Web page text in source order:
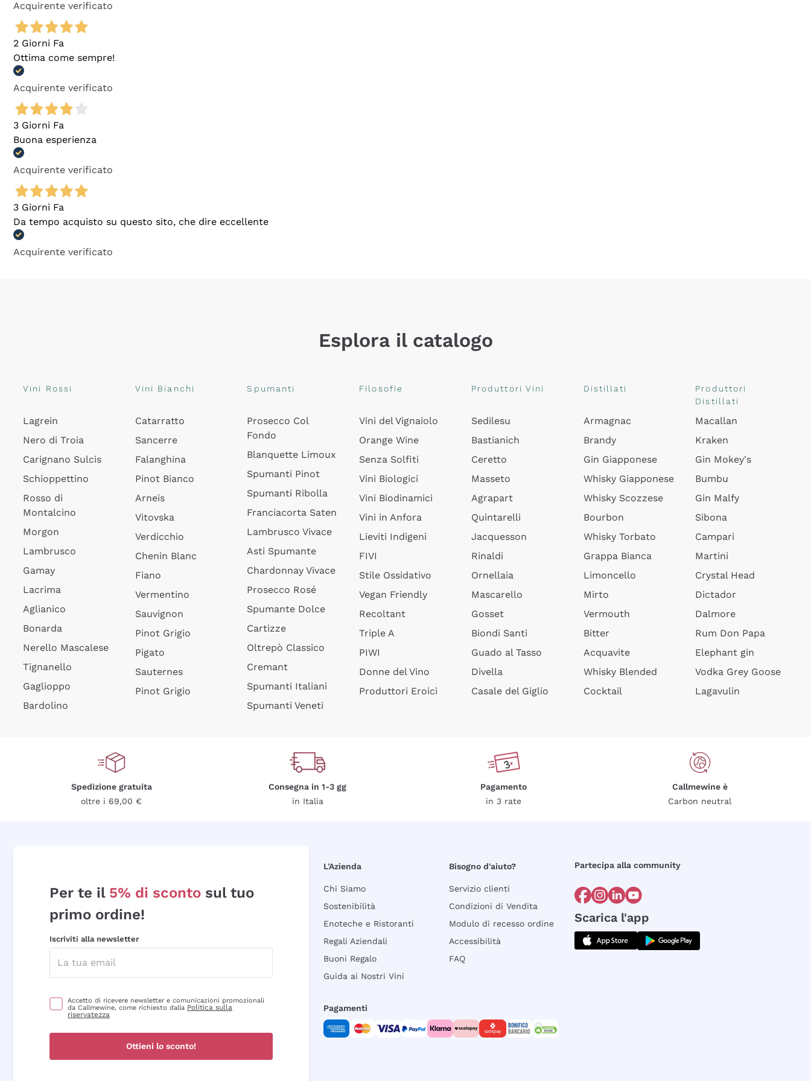
Acquirente verificato
2 Giorni Fa
Ottima come sempre!
Acquirente verificato
3 Giorni Fa
Buona esperienza
Acquirente verificato
3 Giorni Fa
Da tempo acquisto su questo sito, che dire eccellente
Acquirente verificato
Esplora il catalogo
Vini Rossi
Lagrein
Nero di Troia
Carignano Sulcis
Schioppettino
Rosso di
Montalcino
Morgon
Lambrusco
Gamay
Lacrima
Aglianico
Bonarda
Nerello Mascalese
Tignanello
Gaglioppo
Bardolino
Vini Bianchi
Catarratto
Sancerre
Falanghina
Pinot Bianco
Arneis
Vitovska
Verdicchio
Chenin Blanc
Fiano
Vermentino
Sauvignon
Pinot Grigio
Pigato
Sauternes
Pinot Grigio
Spumanti
Prosecco Col
Fondo
Blanquette Limoux
Spumanti Pinot
Spumanti Ribolla
Franciacorta Saten
Lambrusco Vivace
Asti Spumante
Chardonnay Vivace
Prosecco Rosé
Spumante Dolce
Cartizze
Oltrepò Classico
Cremant
Spumanti Italiani
Spumanti Veneti
Filosofie
Vini del Vignaiolo
Orange Wine
Senza Solfiti
Vini Biologici
Vini Biodinamici
Vini in Anfora
Lieviti Indigeni
FIVI
Stile Ossidativo
Vegan Friendly
Recoltant
Triple A
PIWI
Donne del Vino
Produttori Eroici
Produttori Vini
Sedilesu
Bastianich
Ceretto
Masseto
Agrapart
Quintarelli
Jacquesson
Rinaldi
Ornellaia
Mascarello
Gosset
Biondi Santi
Guado al Tasso
Divella
Casale del Giglio
Distillati
Armagnac
Brandy
Gin Giapponese
Whisky Giapponese
Whisky Scozzese
Bourbon
Whisky Torbato
Grappa Bianca
Limoncello
Mirto
Vermouth
Bitter
Acquavite
Whisky Blended
Cocktail
Produttori
Distillati
Macallan
Kraken
Gin Mokey's
Bumbu
Gin Malfy
Sibona
Campari
Martini
Crystal Head
Dictador
Dalmore
Rum Don Papa
Elephant gin
Vodka Grey Goose
Lagavulin
Spedizione gratuita
oltre i 69,00 €
Consegna in 1-3 gg
in Italia
Pagamento
in 3 rate
Callmewine è
Carbon neutral
Per te il 5% di sconto sul tuo
primo ordine!
Iscriviti alla newsletter
Accetto di ricevere newsletter e comunicazioni promozionali
da Callmewine, come richiesto dalla Politica sulla
riservatezza
Ottieni lo sconto!
L'Azienda
Chi Siamo
Sostenibilità
Enoteche e Ristoranti
Regali Aziendali
Buoni Regalo
Guida ai Nostri Vini
Bisogno d'aiuto?
Servizio clienti
Condizioni di Vendita
Modulo di recesso ordine
Accessibilità
FAQ
Partecipa alla community
Scarica l'app
Pagamenti